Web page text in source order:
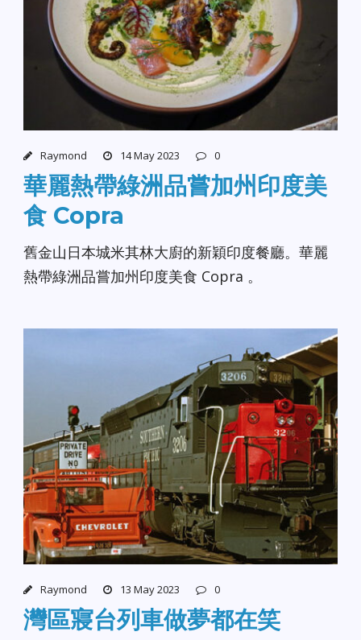
Raymond 14 May 2023 0
華麗熱帶綠洲品嘗加州印度美
食 Copra
舊金山日本城米其林大廚的新穎印度餐廳。華麗
熱帶綠洲品嘗加州印度美食 Copra 。
Raymond 13 May 2023 0
灣區寢台列車做夢都在笑